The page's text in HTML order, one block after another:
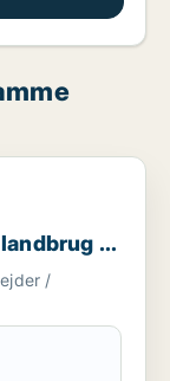
/ ufaglært /
/
/